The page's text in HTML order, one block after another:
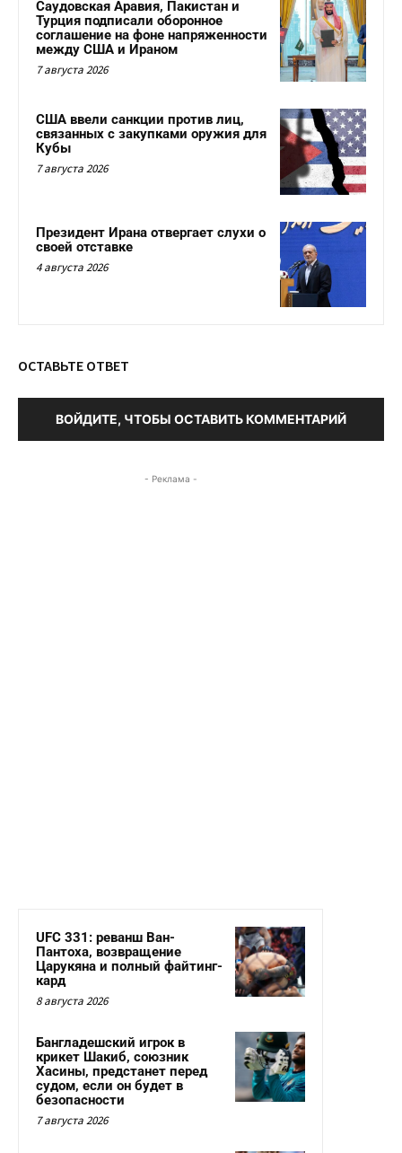
Саудовская Аравия, Пакистан и
Турция подписали оборонное
соглашение на фоне напряженности
между США и Ираном
7 августа 2026
США ввели санкции против лиц,
связанных с закупками оружия для
Кубы
7 августа 2026
Президент Ирана отвергает слухи о
своей отставке
4 августа 2026
ОСТАВЬТЕ ОТВЕТ
ВОЙДИТЕ, ЧТОБЫ ОСТАВИТЬ КОММЕНТАРИЙ
- Реклама -
UFC 331: реванш Ван-
Пантоха, возвращение
Царукяна и полный файтинг-
кард
8 августа 2026
Бангладешский игрок в
крикет Шакиб, союзник
Хасины, предстанет перед
судом, если он будет в
безопасности
7 августа 2026